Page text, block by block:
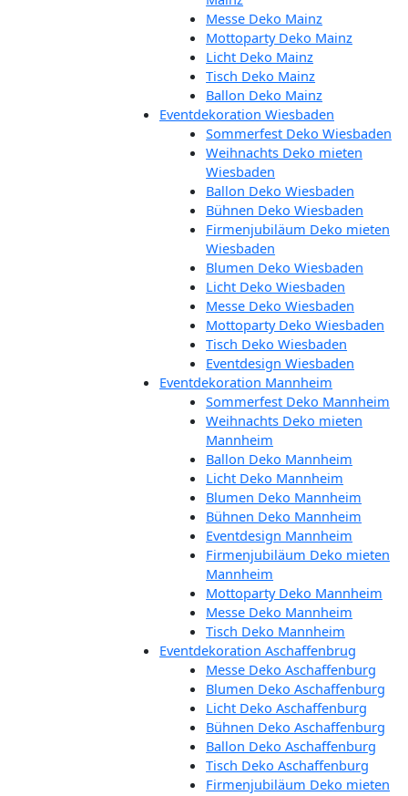
Messe Deko Mainz
Mottoparty Deko Mainz
Licht Deko Mainz
Tisch Deko Mainz
Ballon Deko Mainz
Eventdekoration Wiesbaden
Sommerfest Deko Wiesbaden
Weihnachts Deko mieten
Wiesbaden
Ballon Deko Wiesbaden
Bühnen Deko Wiesbaden
Firmenjubiläum Deko mieten
Wiesbaden
Blumen Deko Wiesbaden
Licht Deko Wiesbaden
Messe Deko Wiesbaden
Mottoparty Deko Wiesbaden
Tisch Deko Wiesbaden
Eventdesign Wiesbaden
Eventdekoration Mannheim
Sommerfest Deko Mannheim
Weihnachts Deko mieten
Mannheim
Ballon Deko Mannheim
Licht Deko Mannheim
Blumen Deko Mannheim
Bühnen Deko Mannheim
Eventdesign Mannheim
Firmenjubiläum Deko mieten
Mannheim
Mottoparty Deko Mannheim
Messe Deko Mannheim
Tisch Deko Mannheim
Eventdekoration Aschaffenbrug
Messe Deko Aschaffenburg
Blumen Deko Aschaffenburg
Licht Deko Aschaffenburg
Bühnen Deko Aschaffenburg
Ballon Deko Aschaffenburg
Tisch Deko Aschaffenburg
Firmenjubiläum Deko mieten